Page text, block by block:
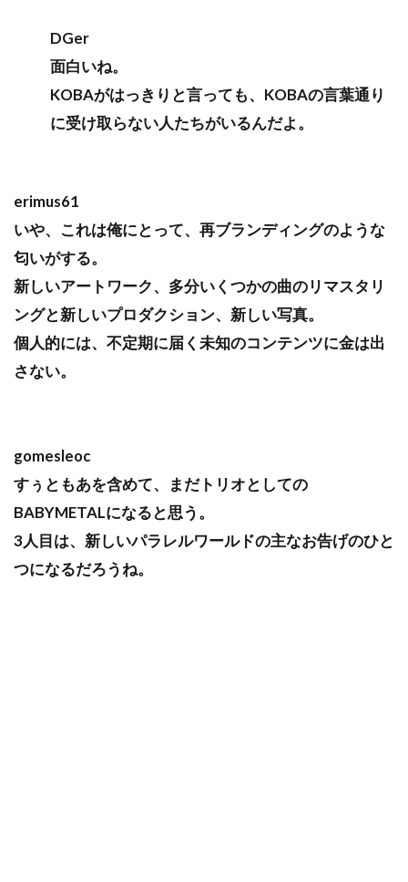
DGer
面白いね。
KOBAがはっきりと言っても、KOBAの言葉通り
に受け取らない人たちがいるんだよ。
erimus61
いや、これは俺にとって、再ブランディングのような
匂いがする。
新しいアートワーク、多分いくつかの曲のリマスタリ
ングと新しいプロダクション、新しい写真。
個人的には、不定期に届く未知のコンテンツに金は出
さない。
gomesleoc
すぅともあを含めて、まだトリオとしての
BABYMETALになると思う。
3人目は、新しいパラレルワールドの主なお告げのひと
つになるだろうね。